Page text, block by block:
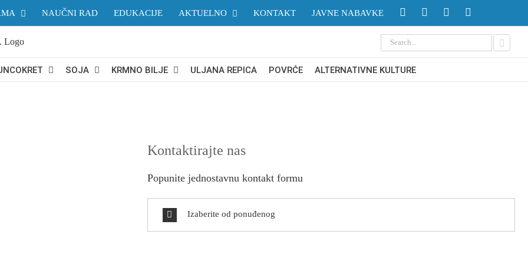
NAUČNI RAD EDUKACIJE AKTUELNO KONTAKT JAVNE NABAVKE
Search
for:
SOJA KRMNO BILJE ULJANA REPICA POVRĆE ALTERNATIVNE KULTURE
Kontaktirajte nas
Popunite jednostavnu kontakt formu
Izaberite od ponuđenog